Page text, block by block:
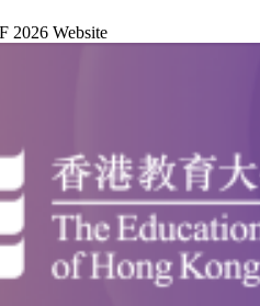
2026 Website